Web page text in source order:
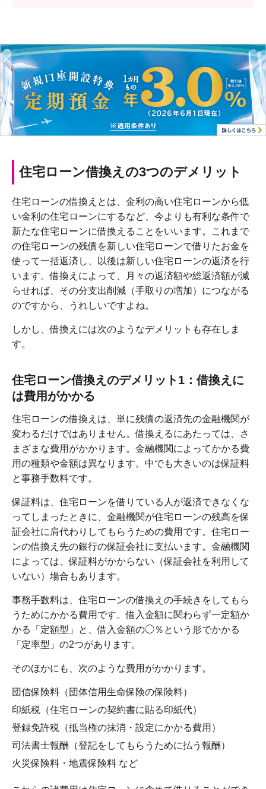
住宅ローン借換えの3つのデメリット
住宅ローンの借換えとは、金利の高い住宅ローンから低
い金利の住宅ローンにするなど、今よりも有利な条件で
新たな住宅ローンに借換えることをいいます。これまで
の住宅ローンの残債を新しい住宅ローンで借りたお金を
使って一括返済し、以後は新しい住宅ローンの返済を行
います。借換えによって、月々の返済額や総返済額が減
らせれば、その分支出削減（手取りの増加）につながる
のですから、うれしいですよね。
しかし、借換えには次のようなデメリットも存在しま
す。
住宅ローン借換えのデメリット1：借換えに
は費用がかかる
住宅ローンの借換えは、単に残債の返済先の金融機関が
変わるだけではありません。借換えるにあたっては、さ
まざまな費用がかかります。金融機関によってかかる費
用の種類や金額は異なります。中でも大きいのは保証料
と事務手数料です。
保証料は、住宅ローンを借りている人が返済できなくな
ってしまったときに、金融機関が住宅ローンの残高を保
証会社に肩代わりしてもらうための費用です。住宅ロー
ンの借換え先の銀行の保証会社に支払います。金融機関
によっては、保証料がかからない（保証会社を利用して
いない）場合もあります。
事務手数料は、住宅ローンの借換えの手続きをしてもら
うためにかかる費用です。借入金額に関わらず一定額か
かる「定額型」と、借入金額の◯％という形でかかる
「定率型」の2つがあります。
そのほかにも、次のような費用がかかります。
団信保険料（団体信用生命保険の保険料）
印紙税（住宅ローンの契約書に貼る印紙代）
登録免許税（抵当権の抹消・設定にかかる費用）
司法書士報酬（登記をしてもらうために払う報酬）
火災保険料・地震保険料 など